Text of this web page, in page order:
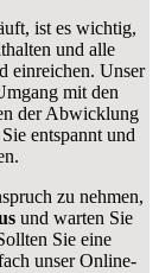
ist es wichtig,
und alle
einreichen. Unser
mit den
der Abwicklung
entspannt und
zu nehmen,
und warten Sie
Sie eine
unser Online-